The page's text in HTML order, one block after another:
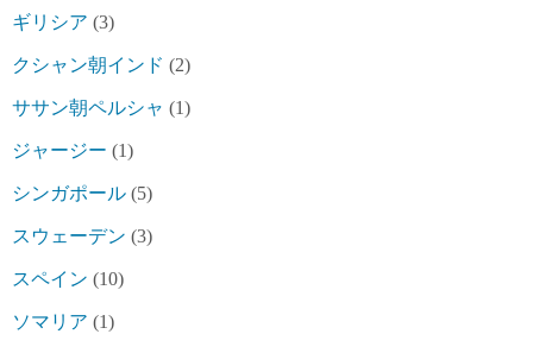
ギリシア (3)
クシャン朝インド (2)
ササン朝ペルシャ (1)
ジャージー (1)
シンガポール (5)
スウェーデン (3)
スペイン (10)
ソマリア (1)